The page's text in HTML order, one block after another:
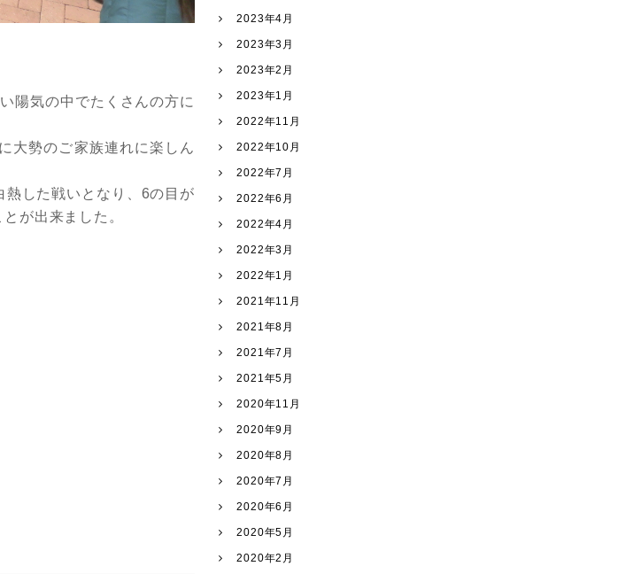
陽気の中でたくさんの方に
大勢のご家族連れに楽しん
した戦いとなり、6の目が
が出来ました。
2023年4月
2023年3月
2023年2月
2023年1月
2022年11月
2022年10月
2022年7月
2022年6月
2022年4月
2022年3月
2022年1月
2021年11月
2021年8月
2021年7月
2021年5月
2020年11月
2020年9月
2020年8月
2020年7月
2020年6月
2020年5月
2020年2月